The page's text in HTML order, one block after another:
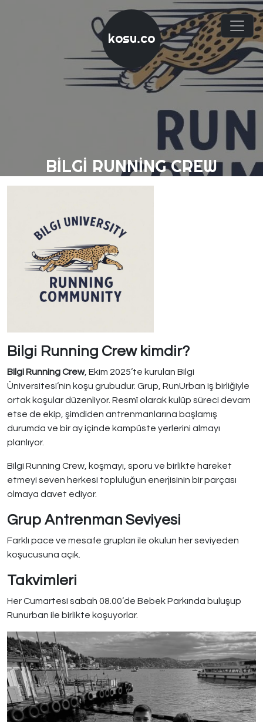
kosu.co
BILGI RUNNING CREW
Bilgi Running Crew kimdir?
Bilgi Running Crew, Ekim 2025’te kurulan Bilgi
Üniversitesi’nin koşu grubudur. Grup, RunUrban iş birliğiyle
ortak koşular düzenliyor. Resmî olarak kulüp süreci devam
etse de ekip, şimdiden antrenmanlarına başlamış
durumda ve bir ay içinde kampüste yerlerini almayı
planlıyor.
Bilgi Running Crew, koşmayı, sporu ve birlikte hareket
etmeyi seven herkesi topluluğun enerjisinin bir parçası
olmaya davet ediyor.
Grup Antrenman Seviyesi
Farklı pace ve mesafe grupları ile okulun her seviyeden
koşucusuna açık.
Takvimleri
Her Cumartesi sabah 08.00’de Bebek Parkında buluşup
Runurban ile birlikte koşuyorlar.